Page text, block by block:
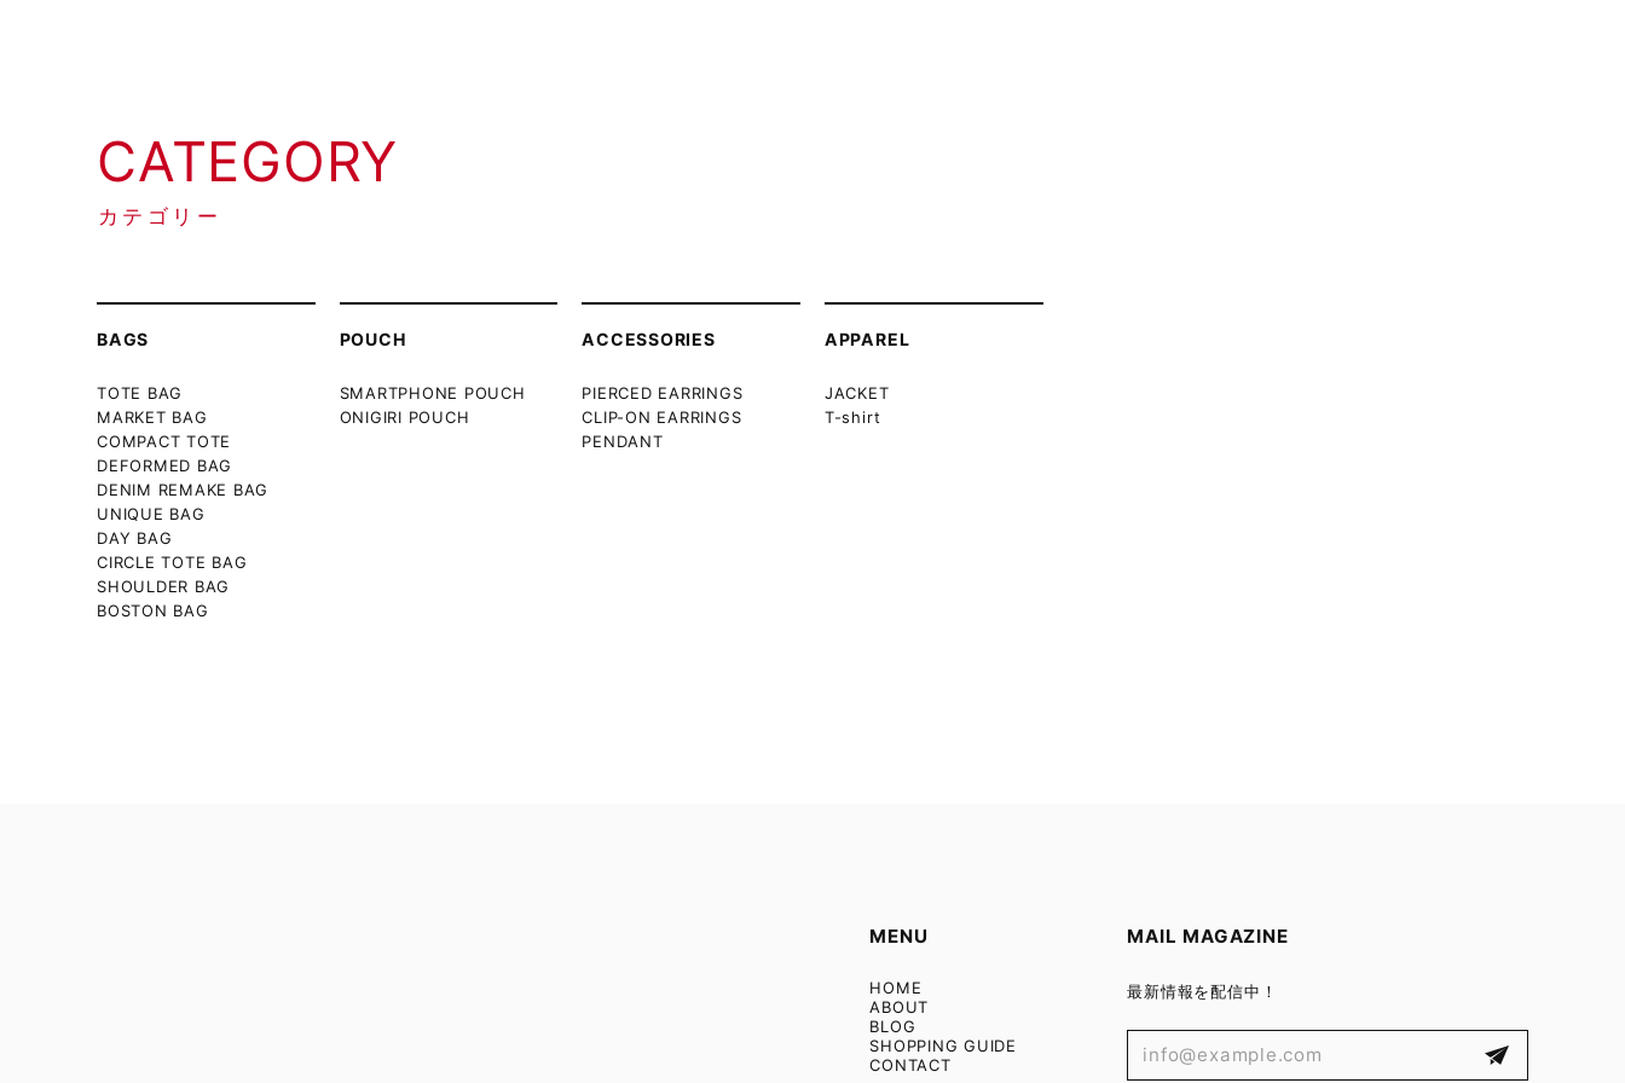
CATEGORY
カテゴリー
BAGS
TOTE BAG
MARKET BAG
COMPACT TOTE
DEFORMED BAG
DENIM REMAKE BAG
UNIQUE BAG
DAY BAG
CIRCLE TOTE BAG
SHOULDER BAG
BOSTON BAG
POUCH
SMARTPHONE POUCH
ONIGIRI POUCH
ACCESSORIES
PIERCED EARRINGS
CLIP-ON EARRINGS
PENDANT
APPAREL
JACKET
T-shirt
MENU
HOME
ABOUT
BLOG
SHOPPING GUIDE
CONTACT
MAIL MAGAZINE
最新情報を配信中！